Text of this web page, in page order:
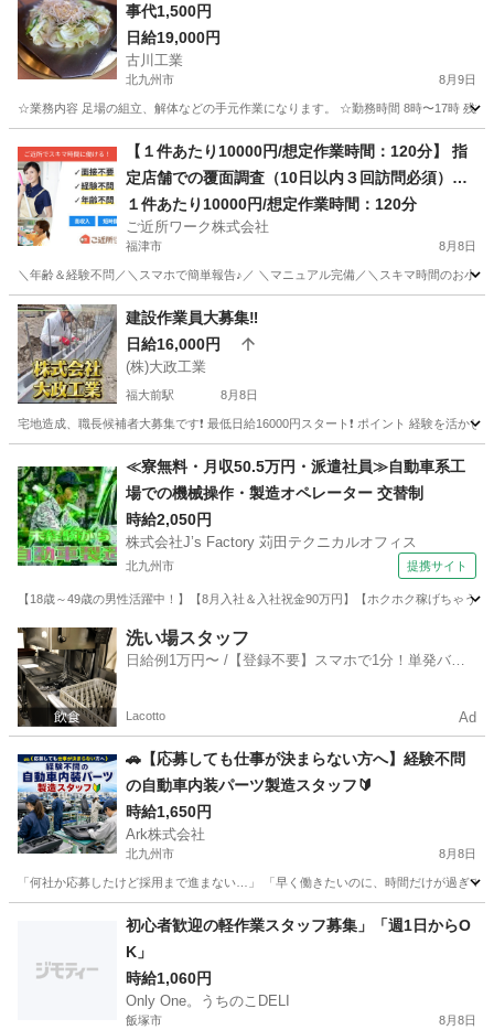
事代1,500円
日給19,000円
古川工業
北九州市 8月9日
☆業務内容 足場の組立、解体などの手元作業になります。 ☆勤務時間 8時〜17時 残
工場 業務
【１件あたり10000円/想定作業時間：120分】 指
定店舗での覆面調査（10日以内３回訪問必須）の
お仕事
１件あたり10000円/想定作業時間：120分
ご近所ワーク株式会社
福津市 8月8日
＼年齢＆経験不問／＼スマホで簡単報告♪／ ＼マニュアル完備／＼スキマ時間のお小
福岡 福津市 その他
建設作業員大募集‼️
日給16,000円
(株)大政工業
福大前駅 8月8日
宅地造成、職長候補者大募集です❗ 最低日給16000円スタート❗ ポイント 経験を活か
福大前駅 軽作業 職長
≪寮無料・月収50.5万円・派遣社員≫自動車系工
場での機械操作・製造オペレーター 交替制
時給2,050円
株式会社J’s Factory 苅田テクニカルオフィス
北九州市 提携サイト
【18歳～49歳の男性活躍中！】【8月入社＆入社祝金90万円】【ホクホク稼げちゃ
福岡 北九州市 その他
洗い場スタッフ
日給例1万円〜 /【登録不要】スマホで1分！単発バイ
Lacotto Ad
🚗【応募しても仕事が決まらない方へ】経験不問
の自動車内装パーツ製造スタッフ🔰
時給1,650円
Ark株式会社
北九州市 8月8日
「何社か応募したけど採用まで進まない…」 「早く働きたいのに、時間だけが過ぎ
工場 自動車
初心者歓迎の軽作業スタッフ募集」「週1日からO
K」
時給1,060円
Only One。うちのこDELI
飯塚市 8月8日